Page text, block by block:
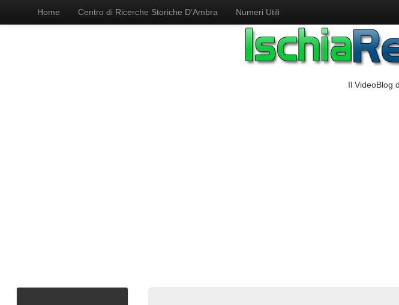
Home Centro di Ricerche Storiche D’Ambra Numeri Utili
Il VideoBlog